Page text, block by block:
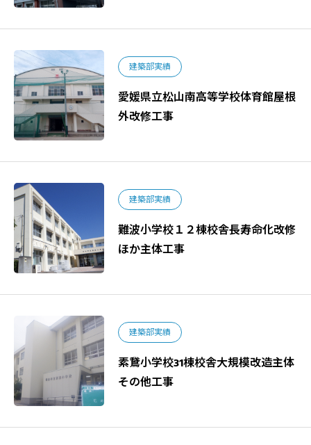
建築部実績
愛媛県立松山南高等学校体育館屋根
外改修工事
建築部実績
難波小学校１２棟校舎長寿命化改修
ほか主体工事
建築部実績
素鵞小学校31棟校舎大規模改造主体
その他工事